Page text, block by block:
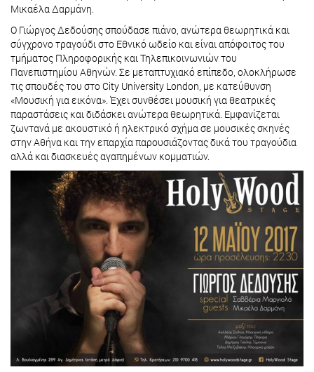
Μικαέλα Δαρμάνη.
Ο Γιώργος Δεδούσης σπούδασε πιάνο, ανώτερα θεωρητικά και
σύγχρονο τραγούδι στο Εθνικό ωδείο και είναι απόφοιτος του
τμήματος Πληροφορικής και Τηλεπικοινωνιών του
Πανεπιστημίου Αθηνών. Σε μεταπτυχιακό επίπεδο, ολοκλήρωσε
τις σπουδές του στο City University London, με κατεύθυνση
«Μουσική για εικόνα». Έχει συνθέσει μουσική για θεατρικές
παραστάσεις και διδάσκει ανώτερα θεωρητικά. Εμφανίζεται
ζωντανά με ακουστικό ή ηλεκτρικό σχήμα σε μουσικές σκηνές
στην Αθήνα και την επαρχία παρουσιάζοντας δικά του τραγούδια
αλλά και διασκευές αγαπημένων κομματιών.